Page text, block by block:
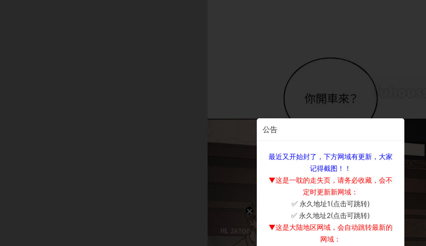
公告
最近又开始封了，下方网域有更新，大家
记得截图！！
▼这是一耽的走失页，请务必收藏，会不
定时更新新网域：
✅ 永久地址1(点击可跳转)
✅ 永久地址2(点击可跳转)
▼这是大陆地区网域，会自动跳转最新的
网域：
×